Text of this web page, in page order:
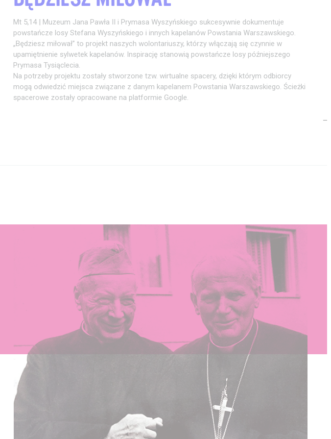
Mt 5,14 | Muzeum Jana Pawła II i Prymasa Wyszyńskiego sukcesywnie dokumentuje
powstańcze losy Stefana Wyszyńskiego i innych kapelanów Powstania Warszawskiego.
„Będziesz miłował” to projekt naszych wolontariuszy, którzy włączają się czynnie w
upamiętnienie sylwetek kapelanów. Inspirację stanowią powstańcze losy późniejszego
Prymasa Tysiąclecia.
Na potrzeby projektu zostały stworzone tzw. wirtualne spacery, dzięki którym odbiorcy
mogą odwiedzić miejsca związane z danym kapelanem Powstania Warszawskiego. Ścieżki
spacerowe zostały opracowane na platformie Google.